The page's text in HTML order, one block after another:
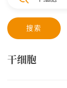
搜索
干细胞